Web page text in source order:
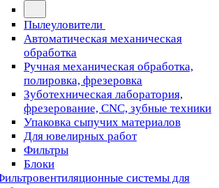
Пылеуловители
Автоматическая механическая
обработка
Ручная механическая обработка,
полировка, фрезеровка
Зуботехническая лаборатория,
фрезерование, CNC, зубные техники
Упаковка сыпучих материалов
Для ювелирных работ
Фильтры
Блоки
системы для